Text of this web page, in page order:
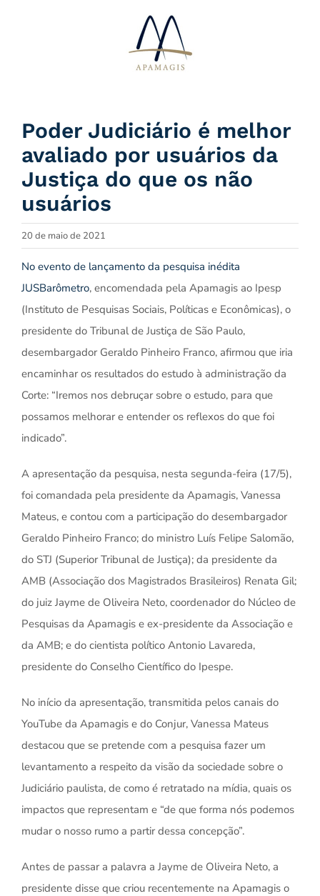
Poder Judiciário é melhor
avaliado por usuários da
Justiça do que os não
usuários
20 de maio de 2021
No evento de lançamento da pesquisa inédita
JUSBarômetro, encomendada pela Apamagis ao Ipesp
(Instituto de Pesquisas Sociais, Políticas e Econômicas), o
presidente do Tribunal de Justiça de São Paulo,
desembargador Geraldo Pinheiro Franco, afirmou que iria
encaminhar os resultados do estudo à administração da
Corte: “Iremos nos debruçar sobre o estudo, para que
possamos melhorar e entender os reflexos do que foi
indicado”.
A apresentação da pesquisa, nesta segunda-feira (17/5),
foi comandada pela presidente da Apamagis, Vanessa
Mateus, e contou com a participação do desembargador
Geraldo Pinheiro Franco; do ministro Luís Felipe Salomão,
do STJ (Superior Tribunal de Justiça); da presidente da
AMB (Associação dos Magistrados Brasileiros) Renata Gil;
do juiz Jayme de Oliveira Neto, coordenador do Núcleo de
Pesquisas da Apamagis e ex-presidente da Associação e
da AMB; e do cientista político Antonio Lavareda,
presidente do Conselho Científico do Ipespe.
No início da apresentação, transmitida pelos canais do
YouTube da Apamagis e do Conjur, Vanessa Mateus
destacou que se pretende com a pesquisa fazer um
levantamento a respeito da visão da sociedade sobre o
Judiciário paulista, de como é retratado na mídia, quais os
impactos que representam e “de que forma nós podemos
mudar o nosso rumo a partir dessa concepção”.
Antes de passar a palavra a Jayme de Oliveira Neto, a
presidente disse que criou recentemente na Apamagis o